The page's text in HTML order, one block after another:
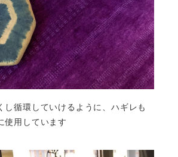
し循環していけるように、ハギレも
使用しています